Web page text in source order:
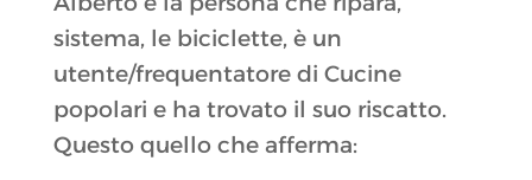
sistema, le biciclette, è un
utente/frequentatore di Cucine
popolari e ha trovato il suo riscatto.
Questo quello che afferma: